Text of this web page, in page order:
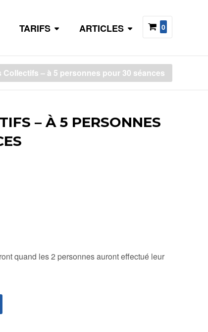
TARIFS ARTICLES 0
Collectifs – à 5 personnes pour 30 séances
– À 5 PERSONNES
quand les 2 personnes auront effectué leur